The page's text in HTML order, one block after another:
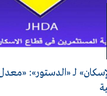
لـ «الدستور»: «معدل